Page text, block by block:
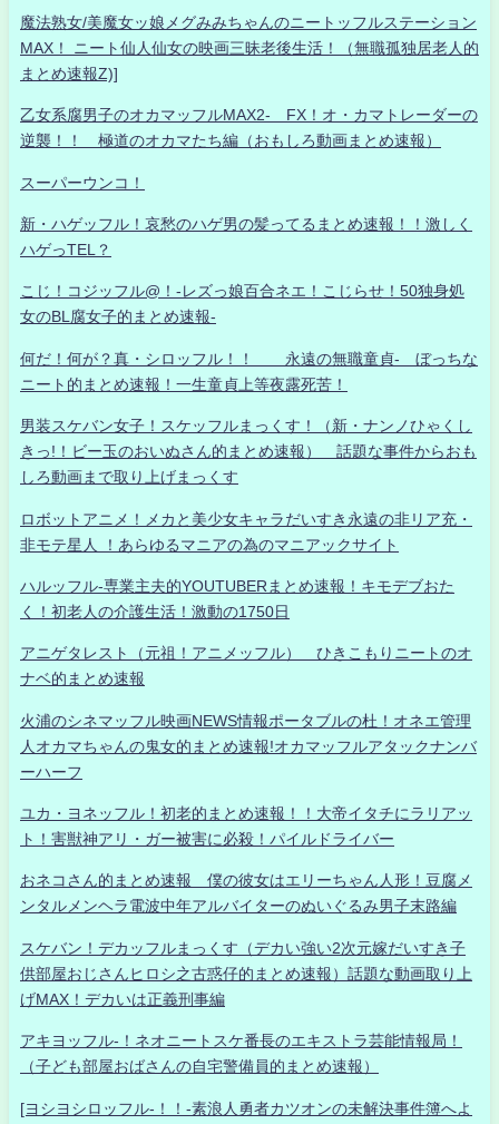
魔法熟女/美魔女ッ娘メグみみちゃんのニートッフルステーション
MAX！ ニート仙人仙女の映画三昧老後生活！（無職孤独居老人的
まとめ速報Z)]
乙女系腐男子のオカマッフルMAX2- FX！オ・カマトレーダーの
逆襲！！ 極道のオカマたち編（おもしろ動画まとめ速報）
スーパーウンコ！
新・ハゲッフル！哀愁のハゲ男の髪ってるまとめ速報！！激しく
ハゲっTEL？
こじ！コジッフル@！-レズっ娘百合ネエ！こじらせ！50独身処
女のBL腐女子的まとめ速報-
何だ！何が？真・シロッフル！！ 永遠の無職童貞- ぼっちな
ニート的まとめ速報！一生童貞上等夜露死苦！
男装スケバン女子！スケッフルまっくす！（新・ナンノひゃくし
きっ!！ビー玉のおいぬさん的まとめ速報） 話題な事件からおも
しろ動画まで取り上げまっくす
ロボットアニメ！メカと美少女キャラだいすき永遠の非リア充・
非モテ星人 ！あらゆるマニアの為のマニアックサイト
ハルッフル-専業主夫的YOUTUBERまとめ速報！キモデブおた
く！初老人の介護生活！激動の1750日
アニゲタレスト（元祖！アニメッフル） ひきこもりニートのオ
ナベ的まとめ速報
火浦のシネマッフル映画NEWS情報ポータブルの杜！オネエ管理
人オカマちゃんの鬼女的まとめ速報!オカマッフルアタックナンバ
ーハーフ
ユカ・ヨネッフル！初老的まとめ速報！！大帝イタチにラリアッ
ト！害獣神アリ・ガー被害に必殺！パイルドライバー
おネコさん的まとめ速報 僕の彼女はエリーちゃん人形！豆腐メ
ンタルメンヘラ電波中年アルバイターのぬいぐるみ男子末路編
スケバン！デカッフルまっくす（デカい強い2次元嫁だいすき子
供部屋おじさんヒロシ之古惑仔的まとめ速報）話題な動画取り上
げMAX！デカいは正義刑事編
アキヨッフル-！ネオニートスケ番長のエキストラ芸能情報局！
（子ども部屋おばさんの自宅警備員的まとめ速報）
[ヨシヨシロッフル-！！-素浪人勇者カツオンの未解決事件簿へよ